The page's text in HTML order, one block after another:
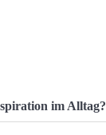
im Alltag?